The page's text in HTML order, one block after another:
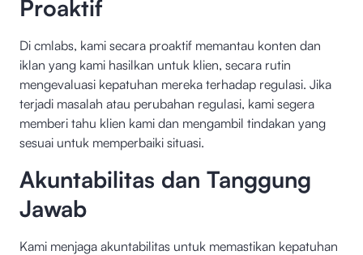
Proaktif
Di cmlabs, kami secara proaktif memantau konten dan
iklan yang kami hasilkan untuk klien, secara rutin
mengevaluasi kepatuhan mereka terhadap regulasi. Jika
terjadi masalah atau perubahan regulasi, kami segera
memberi tahu klien kami dan mengambil tindakan yang
sesuai untuk memperbaiki situasi.
Akuntabilitas dan Tanggung
Jawab
Kami menjaga akuntabilitas untuk memastikan kepatuhan